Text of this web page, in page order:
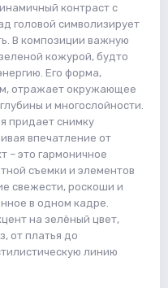
контраст с
головой символизирует
В композиции важную
кожурой, будто
Его форма,
отражает окружающее
и многослойности.
придает снимку
впечатление от
– это гармоничное
съемки и элементов
свежести, роскоши и
в одном кадре.
на зелёный цвет,
от платья до
линию